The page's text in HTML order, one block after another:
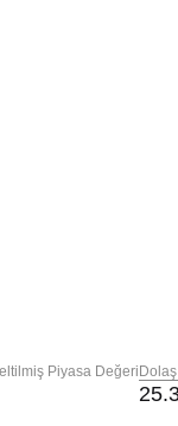
Piyasa Değeri